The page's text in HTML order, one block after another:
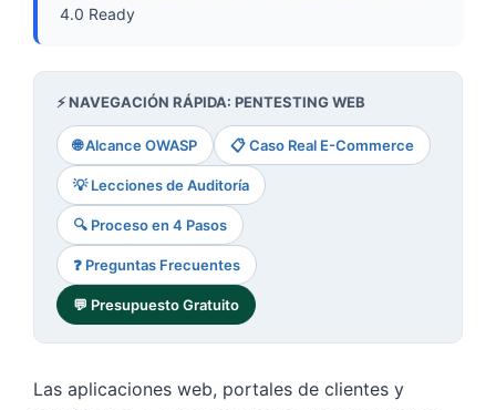
4.0 Ready
⚡ NAVEGACIÓN RÁPIDA: PENTESTING WEB
🌐 Alcance OWASP 📋 Caso Real E-Commerce
💡 Lecciones de Auditoría
🔍 Proceso en 4 Pasos
❓ Preguntas Frecuentes
💬 Presupuesto Gratuito
Las aplicaciones web, portales de clientes y